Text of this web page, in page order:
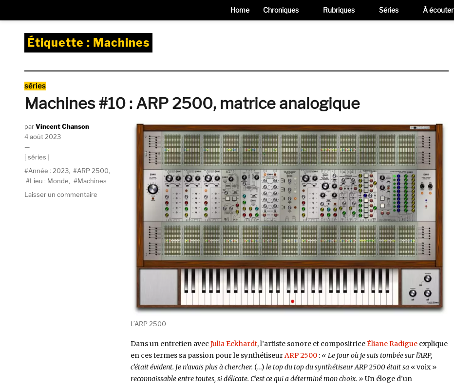
Étiquette : Machines
Catégories
séries
Machines #10 : ARP 2500, matrice analogique
L’ARP 2500
Dans un entretien avec Julia Eckhardt, l’artiste sonore et compositriceÉliane Radigueexplique
en ces termes sa passion pour le synthétiseur ARP 2500: « Le jour où je suis tombée sur l’ARP,
c’était évident. Je n’avais plus à chercher. (…) le top du top du synthétiseur ARP 2500 était sa « voix »
reconnaissable entre toutes, si délicate. C’est ce qui a déterminé mon choix. » Un éloge d’un
AuteurVincent Chanson
Publié
le
4 août 2023
Catégories
séries
Étiquettes
Année : 2023 ARP 2500
Lieu : Monde
Machines
Laisser un commentaire
Home Chroniques Rubriques Séries
expand
child
À écouter